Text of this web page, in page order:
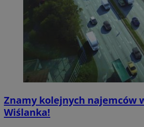
Znamy kolejnych najemców
Wiślanka!